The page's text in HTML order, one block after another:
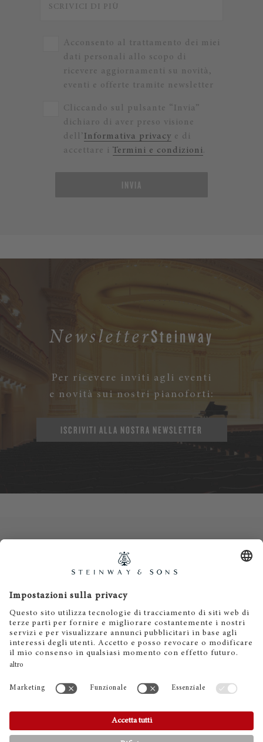
Acconsento al trattamento dei miei
dati personali allo scopo di
ricevere aggiornamenti su novità,
eventi e offerte tramite newsletter
Cliccando sul pulsante “Invia”
dichiaro di aver preso visione
dell’Informativa privacy e di
accettare i Termini e condizioni.
INVIA
NewsletterSteinway
Per ricevere inviti agli eventi
e novità sui nostri pianoforti:
ISCRIVITI ALLA NOSTRA NEWSLETTER
Informativa privacy
Termini e condizioni
Cookies